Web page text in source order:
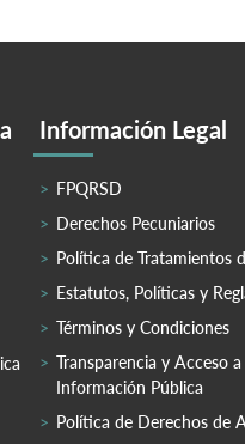
Información Legal
FPQRSD
Derechos Pecuniarios
Política de Tratamientos
Estatutos, Políticas y
Términos y Condiciones
Transparencia y Acceso a
Información Pública
Política de Derechos de